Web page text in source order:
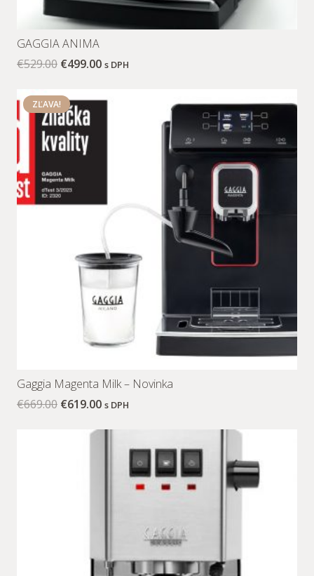
GAGGIA ANIMA
€529.00 €499.00 s DPH
ZĽAVA!
Gaggia Magenta Milk – Novinka
€669.00 €619.00 s DPH